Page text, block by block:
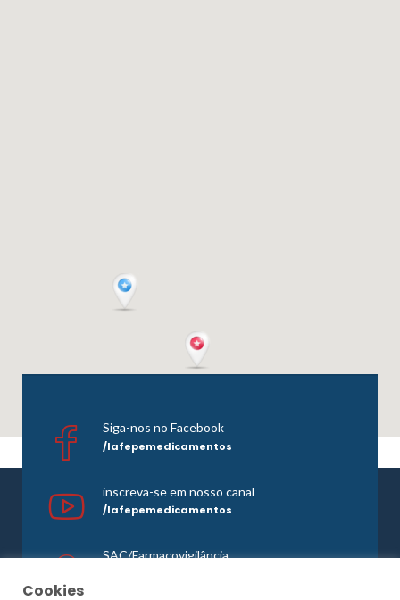
Siga-nos no Facebook
/lafepemedicamentos
inscreva-se em nosso canal
/lafepemedicamentos
SAC/Farmacovigilância
Cookies